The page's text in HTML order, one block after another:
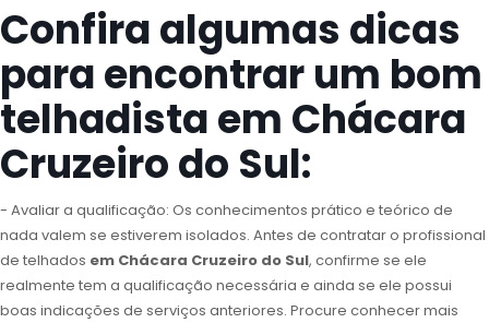
Confira algumas dicas
para encontrar um bom
telhadista em Chácara
Cruzeiro do Sul:
- Avaliar a qualificação: Os conhecimentos prático e teórico de
nada valem se estiverem isolados. Antes de contratar o profissional
de telhados em Chácara Cruzeiro do Sul, confirme se ele
realmente tem a qualificação necessária e ainda se ele possui
boas indicações de serviços anteriores. Procure conhecer mais